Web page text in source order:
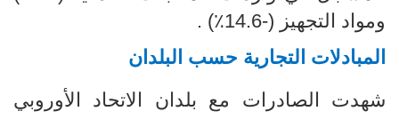
ومواد التجهيز (-14.6٪) .
المبادلات التجارية حسب البلدان
شهدت الصادرات مع بلدان الاتحاد الأوروبي